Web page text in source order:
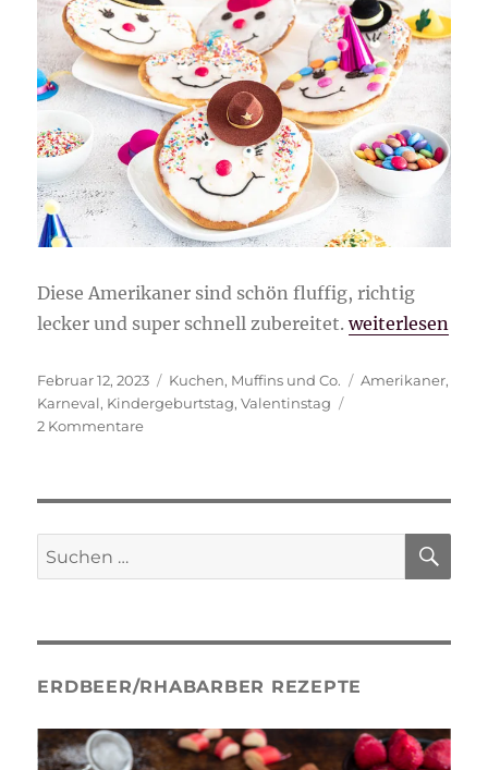
Diese Amerikaner sind schön fluffig, richtig
lecker und super schnell zubereitet.„Amerikaner“
weiterlesen
Veröffentlicht
am
Februar 12, 2023 Kategorien
Kuchen, Muffins und Co. Schlagwörter
Amerikaner,
Karneval, Kindergeburtstag,Valentinstag
2 Kommentarezu
Suche
nach:
ERDBEER/RHABARBER REZEPTE